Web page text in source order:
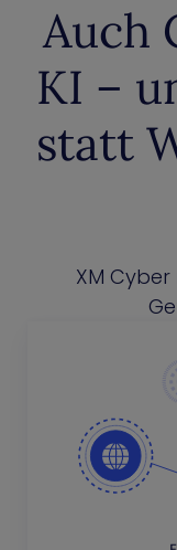
Auch
KI –
statt
XM